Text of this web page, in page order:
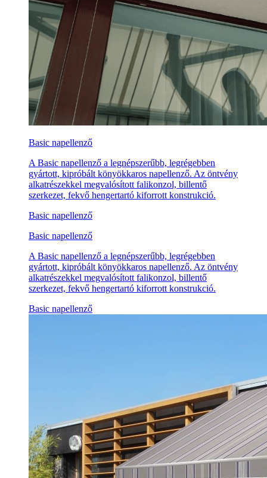
Basic napellenző
A Basic napellenző a legnépszerűbb, legrégebben
gyártott, kipróbált könyökkaros napellenző. Az öntvény
alkatrészekkel megvalósított falikonzol, billentő
szerkezet, fekvő hengertartó kiforrott konstrukció.
Basic napellenző
Basic napellenző
A Basic napellenző a legnépszerűbb, legrégebben
gyártott, kipróbált könyökkaros napellenző. Az öntvény
alkatrészekkel megvalósított falikonzol, billentő
szerkezet, fekvő hengertartó kiforrott konstrukció.
Basic napellenző